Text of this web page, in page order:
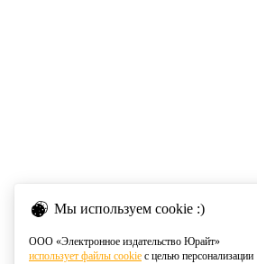
Мы используем cookie :)
ООО «Электронное издательство Юрайт»
использует файлы cookie с целью персонализации